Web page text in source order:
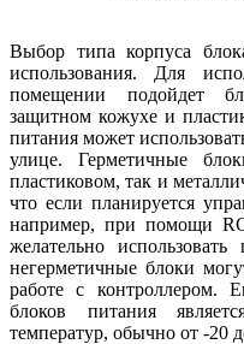
Выбор типа корпуса
использования. Для
помещении подойдет
защитном кожухе и
питания может
улице. Герметичные
пластиковом, так и
что если планируется
например, при помощи
желательно
негерметичные блоки
работе с контроллером.
блоков питания
температур, обычно от -20